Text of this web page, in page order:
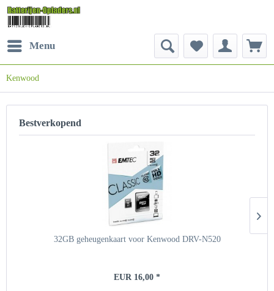
Menu
Kenwood
Bestverkopend
32GB geheugenkaart voor Kenwood DRV-N520
EUR 16,00 *